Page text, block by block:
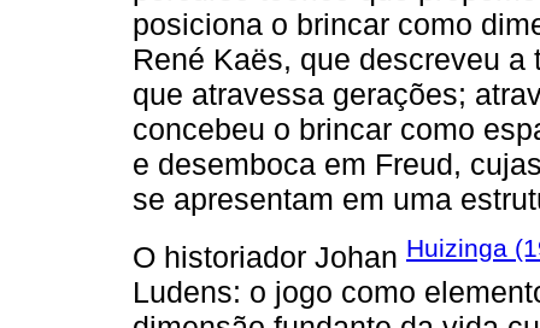
posiciona o brincar como
René Kaës, que descreveu
que atravessa gerações;
concebeu o brincar como
e desemboca em Freud,
se apresentam em uma
O historiador Johan Huizinga
Ludens: o jogo como